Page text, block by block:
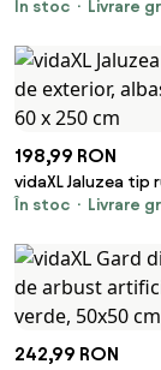
artificială
În stoc Livrare
198,99 RON
vidaXL Jaluzea tip
exterior, albastru
În stoc Livrare
242,99 RON